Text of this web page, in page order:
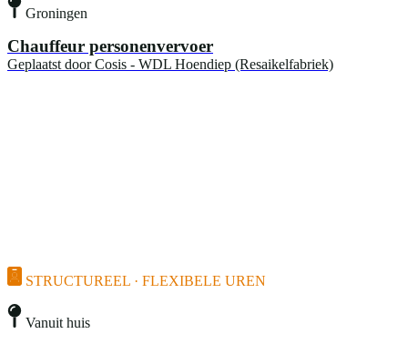
Groningen
Chauffeur personenvervoer
Geplaatst door Cosis - WDL Hoendiep (Resaikelfabriek)
STRUCTUREEL · FLEXIBELE UREN
Vanuit huis